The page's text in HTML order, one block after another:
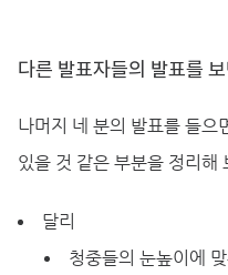
다른 발표자들의 발표를
나머지 네 분의 발표를 들으
있을 것 같은 부분을 정리해
달리
청중들의 눈높이에